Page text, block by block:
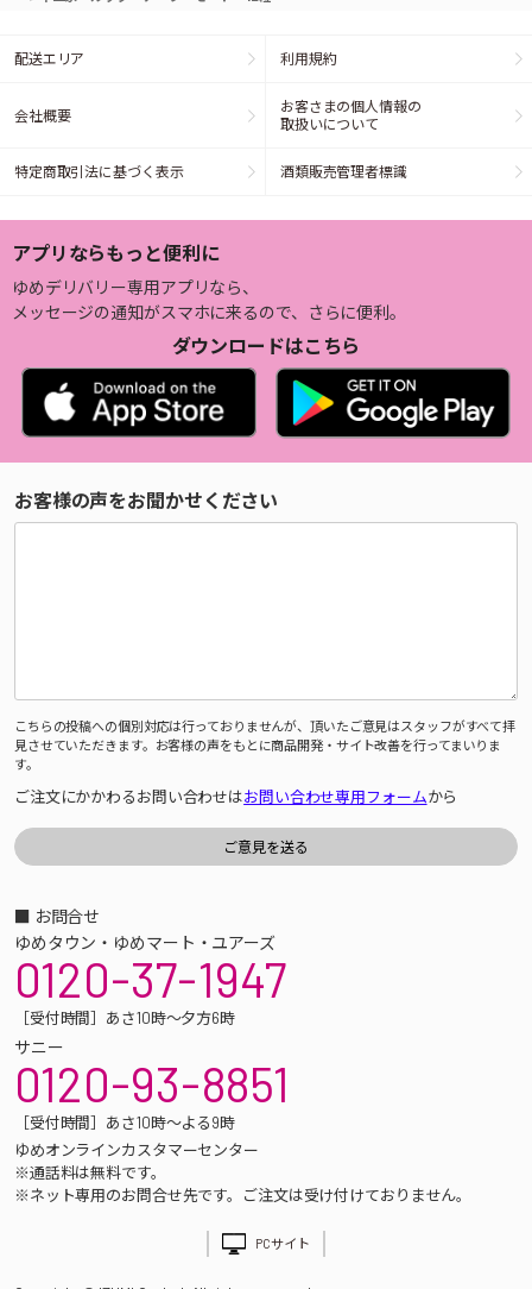
配送エリア 利用規約
会社概要
お客さまの個人情報の
取扱いについて
特定商取引法に基づく表示 酒類販売管理者標識
アプリならもっと便利に
ゆめデリバリー専用アプリなら、
メッセージの通知がスマホに来るので、さらに便利。
ダウンロードはこちら
お客様の声をお聞かせください
こちらの投稿への個別対応は行っておりませんが、頂いたご意見はスタッフがすべて拝
見させていただきます。お客様の声をもとに商品開発・サイト改善を行ってまいりま
す。
ご注文にかかわるお問い合わせはお問い合わせ専用フォームから
■ お問合せ
ゆめタウン・ゆめマート・ユアーズ
0120-37-1947
［受付時間］あさ10時～夕方6時
サニー
0120-93-8851
［受付時間］あさ10時～よる9時
ゆめオンラインカスタマーセンター
※通話料は無料です。
※ネット専用のお問合せ先です。ご注文は受け付けておりません。
PCサイト